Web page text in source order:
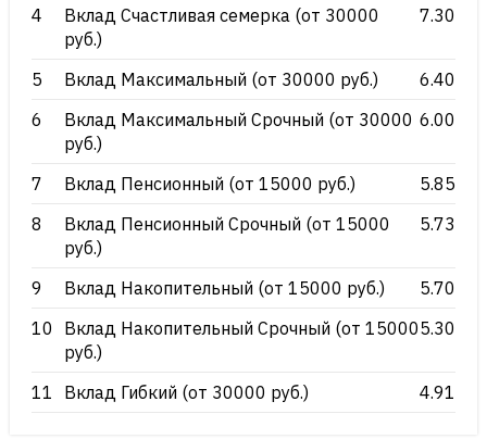
4
Вклад Счастливая семерка (от 30000
руб.)
7.30
5 Вклад Максимальный (от 30000 руб.)
6.40
6
Вклад Максимальный Срочный (от 30000
руб.)
6.00
7 Вклад Пенсионный (от 15000 руб.)
5.85
8
Вклад Пенсионный Срочный (от 15000
руб.)
5.73
9 Вклад Накопительный (от 15000 руб.)
5.70
10
Вклад Накопительный Срочный (от 15000
руб.)
5.30
11 Вклад Гибкий (от 30000 руб.) 4.91